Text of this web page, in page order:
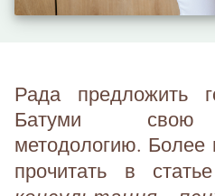
Рада предложить
Батуми свою
методологию.
прочитать в